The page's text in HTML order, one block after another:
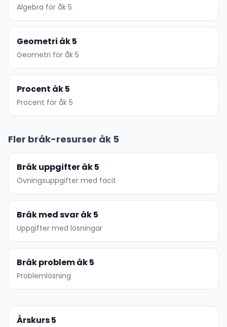
Algebra för åk 5
Geometri åk 5
Geometri för åk 5
Procent åk 5
Procent för åk 5
Fler bråk-resurser åk 5
Bråk uppgifter åk 5
Övningsuppgifter med facit
Bråk med svar åk 5
Uppgifter med lösningar
Bråk problem åk 5
Problemlösning
Årskurs 5